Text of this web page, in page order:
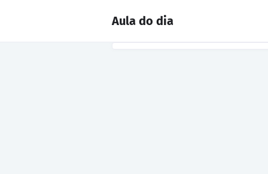
Aula do dia